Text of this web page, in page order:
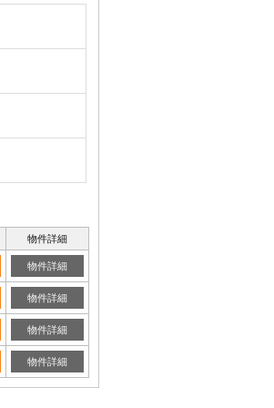
物件詳細
物件詳細
物件詳細
物件詳細
物件詳細